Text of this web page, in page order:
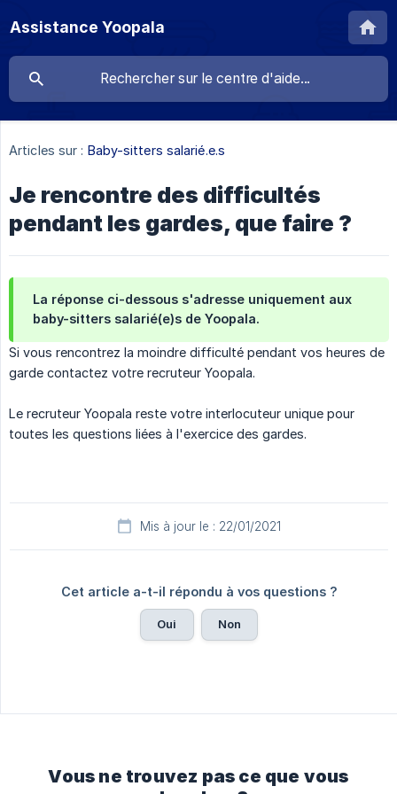
Assistance Yoopala
Articles sur : Baby-sitters salarié.e.s
Je rencontre des difficultés
pendant les gardes, que faire ?
La réponse ci-dessous s'adresse uniquement aux
baby-sitters salarié(e)s de Yoopala.
Si vous rencontrez la moindre difficulté pendant vos heures de
garde contactez votre recruteur Yoopala.
Le recruteur Yoopala reste votre interlocuteur unique pour
toutes les questions liées à l'exercice des gardes.
Mis à jour le : 22/01/2021
Cet article a-t-il répondu à vos questions ?
Oui Non
Vous ne trouvez pas ce que vous